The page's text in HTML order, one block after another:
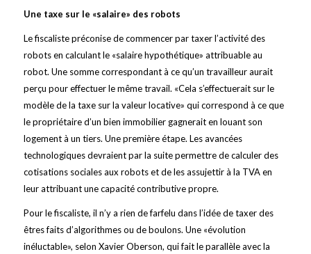
Une taxe sur le «salaire» des robots
Le fiscaliste préconise de commencer par taxer l’activité des
robots en calculant le «salaire hypothétique» attribuable au
robot. Une somme correspondant à ce qu’un travailleur aurait
perçu pour effectuer le même travail. «Cela s’effectuerait sur le
modèle de la taxe sur la valeur locative» qui correspond à ce que
le propriétaire d’un bien immobilier gagnerait en louant son
logement à un tiers. Une première étape. Les avancées
technologiques devraient par la suite permettre de calculer des
cotisations sociales aux robots et de les assujettir à la TVA en
leur attribuant une capacité contributive propre.
Pour le fiscaliste, il n’y a rien de farfelu dans l’idée de taxer des
êtres faits d’algorithmes ou de boulons. Une «évolution
inéluctable», selon Xavier Oberson, qui fait le parallèle avec la